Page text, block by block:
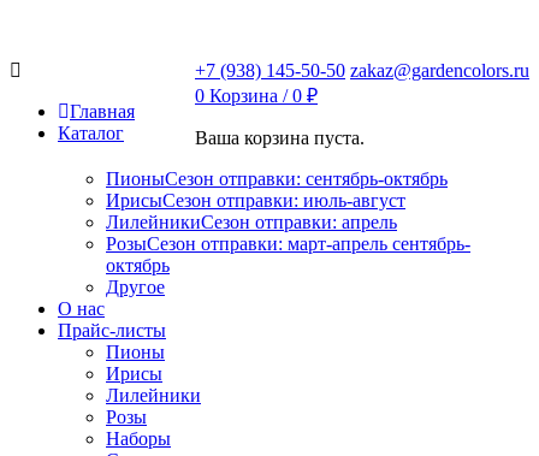
+7 (938) 145-50-50 zakaz@gardencolors.ru
0 Корзина /0 ₽
Ваша корзина пуста.
Главная
Каталог
ПионыСезон отправки: сентябрь-октябрь
ИрисыСезон отправки: июль-август
ЛилейникиСезон отправки: апрель
РозыСезон отправки: март-апрель сентябрь-
октябрь
Другое
О нас
Прайс-листы
Пионы
Ирисы
Лилейники
Розы
Наборы